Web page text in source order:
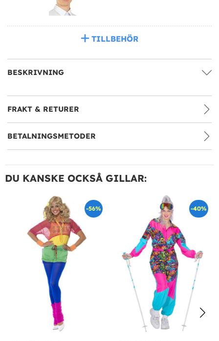
TILLBEHÖR
BESKRIVNING
FRAKT & RETURER
BETALNINGSMETODER
DU KANSKE OCKSÅ GILLAR:
-56% -40%